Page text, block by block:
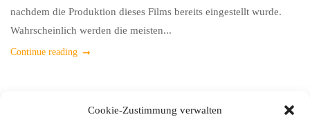
Cookie-Zustimmung verwalten
nachdem die Produktion dieses Films bereits eingestellt wurde.
Wahrscheinlich werden die meisten...
Continue reading